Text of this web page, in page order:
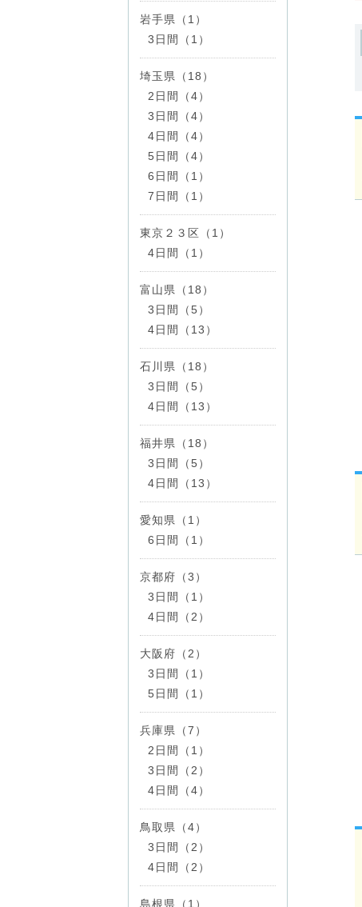
岩手県（1）
3日間（1）
埼玉県（18）
2日間（4）
3日間（4）
4日間（4）
5日間（4）
6日間（1）
7日間（1）
東京２３区（1）
4日間（1）
富山県（18）
3日間（5）
4日間（13）
石川県（18）
3日間（5）
4日間（13）
福井県（18）
3日間（5）
4日間（13）
愛知県（1）
6日間（1）
京都府（3）
3日間（1）
4日間（2）
大阪府（2）
3日間（1）
5日間（1）
兵庫県（7）
2日間（1）
3日間（2）
4日間（4）
鳥取県（4）
3日間（2）
4日間（2）
島根県（1）